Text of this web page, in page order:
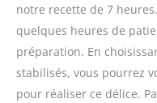
notre recette de 7
quelques heures de
préparation. En
stabilisés, vous pourrez
pour réaliser ce délice.